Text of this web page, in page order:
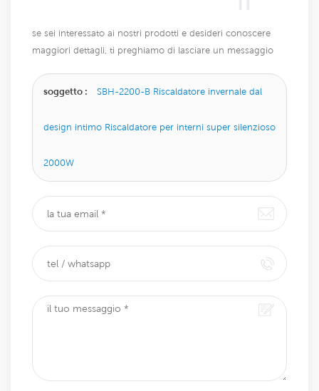
se sei interessato ai nostri prodotti e desideri conoscere
maggiori dettagli, ti preghiamo di lasciare un messaggio
soggetto : SBH-2200-B Riscaldatore invernale dal
design intimo Riscaldatore per interni super silenzioso
2000W